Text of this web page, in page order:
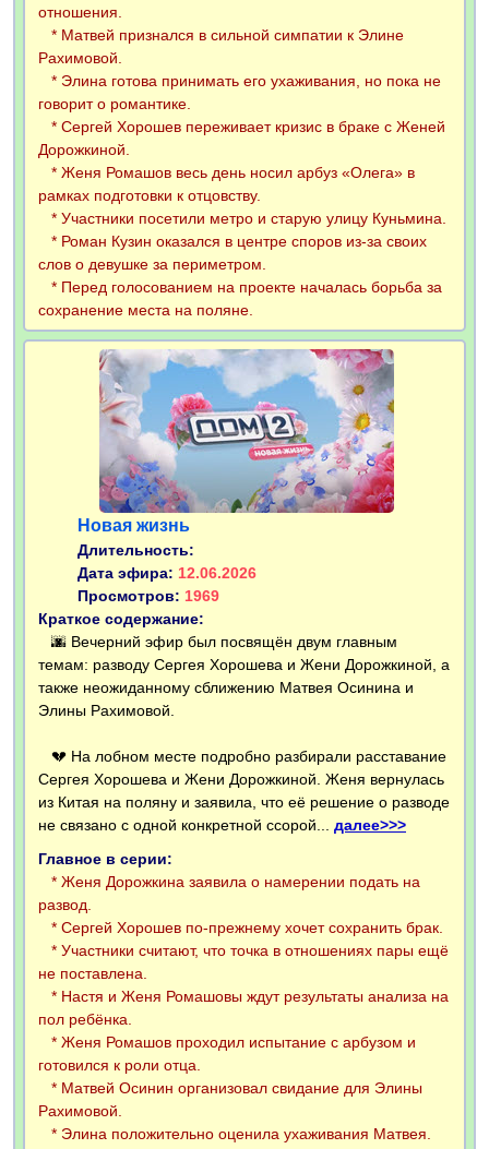
отношения.
* Матвей признался в сильной симпатии к Элине
Рахимовой.
* Элина готова принимать его ухаживания, но пока не
говорит о романтике.
* Сергей Хорошев переживает кризис в браке с Женей
Дорожкиной.
* Женя Ромашов весь день носил арбуз «Олега» в
рамках подготовки к отцовству.
* Участники посетили метро и старую улицу Куньмина.
* Роман Кузин оказался в центре споров из-за своих
слов о девушке за периметром.
* Перед голосованием на проекте началась борьба за
сохранение места на поляне.
Новая жизнь
Длительность:
Дата эфира: 12.06.2026
Просмотров: 1969
Краткое содержание:
🌆 Вечерний эфир был посвящён двум главным
темам: разводу Сергея Хорошева и Жени Дорожкиной, а
также неожиданному сближению Матвея Осинина и
Элины Рахимовой.
💔 На лобном месте подробно разбирали расставание
Сергея Хорошева и Жени Дорожкиной. Женя вернулась
из Китая на поляну и заявила, что её решение о разводе
не связано с одной конкретной ссорой... далее>>>
Главное в серии:
* Женя Дорожкина заявила о намерении подать на
развод.
* Сергей Хорошев по-прежнему хочет сохранить брак.
* Участники считают, что точка в отношениях пары ещё
не поставлена.
* Настя и Женя Ромашовы ждут результаты анализа на
пол ребёнка.
* Женя Ромашов проходил испытание с арбузом и
готовился к роли отца.
* Матвей Осинин организовал свидание для Элины
Рахимовой.
* Элина положительно оценила ухаживания Матвея.